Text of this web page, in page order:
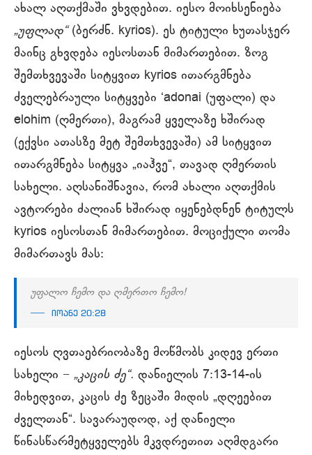
ახალ აღთქმაში ვხვდებით. იესო მოიხსენიება
„უფლად“(ბერძნ. kyrios). ეს ტიტული ხუთასჯერ
მაინც გხვდება იესოსთან მიმართებით. ზოგ
შემთხვევაში სიტყვით kyrios ითარგმნება
ძველებრაული სიტყვები ‘adonai (უფალი) და
elohim (ღმერთი), მაგრამ ყველაზე ხშირად
(ექვსი ათასზე მეტ შემთხვევაში) ამ სიტყვით
ითარგმნება სიტყვა „იაჰვე“, თავად ღმერთის
სახელი. აღსანიშნავია, რომ ახალი აღთქმის
ავტორები ძალიან ხშირად იყენებდნენ ტიტულს
kyrios იესოსთან მიმართებით. მოციქული თომა
მიმართავს მას:
უფალო ჩემო და ღმერთო ჩემო!
იოანე 20:28
იესოს ღვთაებრიობაზე მოწმობს კიდევ ერთი
სახელი − „კაცის ძე“. დანიელის 7:13-14-ის
მიხედვით, კაცის ძე ზეცაში მიდის „დღეებით
ძველთან“. სავარაუდოდ, აქ დანიელი
წინასწარმეტყველებს მკვდრეთით აღმდგარი